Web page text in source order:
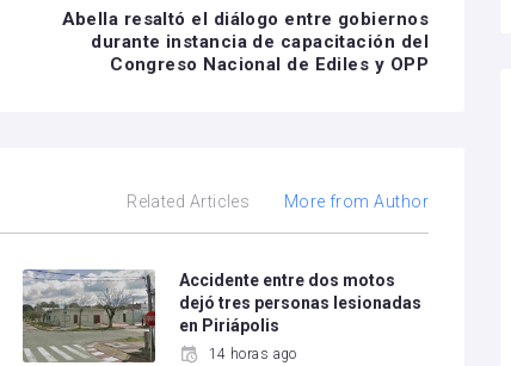
Abella resaltó el diálogo entre gobiernos
durante instancia de capacitación del
Congreso Nacional de Ediles y OPP
Related Articles More from Author
Accidente entre dos motos
dejó tres personas lesionadas
en Piriápolis
14 horas ago